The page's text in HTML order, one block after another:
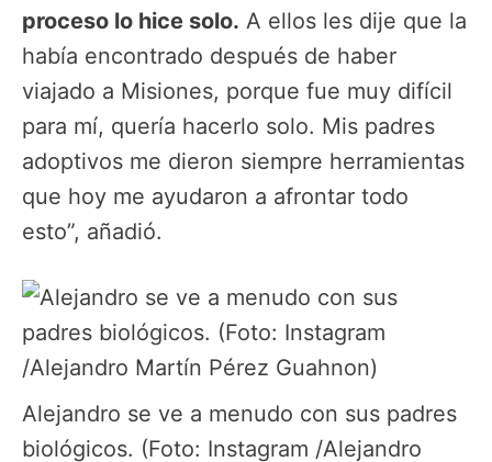
proceso lo hice solo. A ellos les dije que la
había encontrado después de haber
viajado a Misiones, porque fue muy difícil
para mí, quería hacerlo solo. Mis padres
adoptivos me dieron siempre herramientas
que hoy me ayudaron a afrontar todo
esto”, añadió.
Alejandro se ve a menudo con sus padres
biológicos. (Foto: Instagram /Alejandro